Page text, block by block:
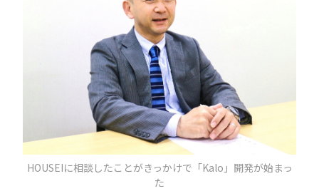
HOUSEIに相談したことがきっかけで「Kalo」開発が始まっ
た